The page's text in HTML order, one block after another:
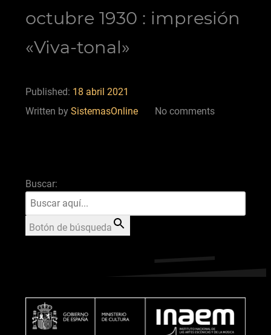
octubre 1930 : impresión
«Viva-tonal»
Published: 18 abril 2021
Written by SistemasOnline No comments
Buscar:
Botón de búsqueda